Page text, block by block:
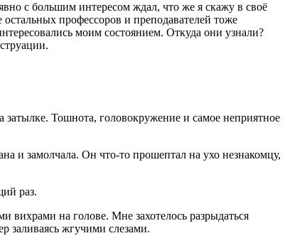
с большим интересом ждал, что же я скажу в своё
профессоров и преподавателей тоже
моим состоянием. Откуда они узнали?
затылке. Тошнота, головокружение и самое неприятное
и замолчала. Он что-то прошептал на ухо незнакомцу,
раз.
вихрами на голове. Мне захотелось разрыдаться
заливаясь жгучими слезами.